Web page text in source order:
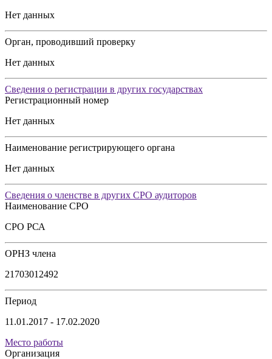
Нет данных
Орган, проводивший проверку
Нет данных
Сведения о регистрации в других государствах
Регистрационный номер
Нет данных
Наименование регистрирующего органа
Нет данных
Сведения о членстве в других СРО аудиторов
Наименование СРО
СРО РСА
ОРНЗ члена
21703012492
Период
11.01.2017 - 17.02.2020
Место работы
Организация